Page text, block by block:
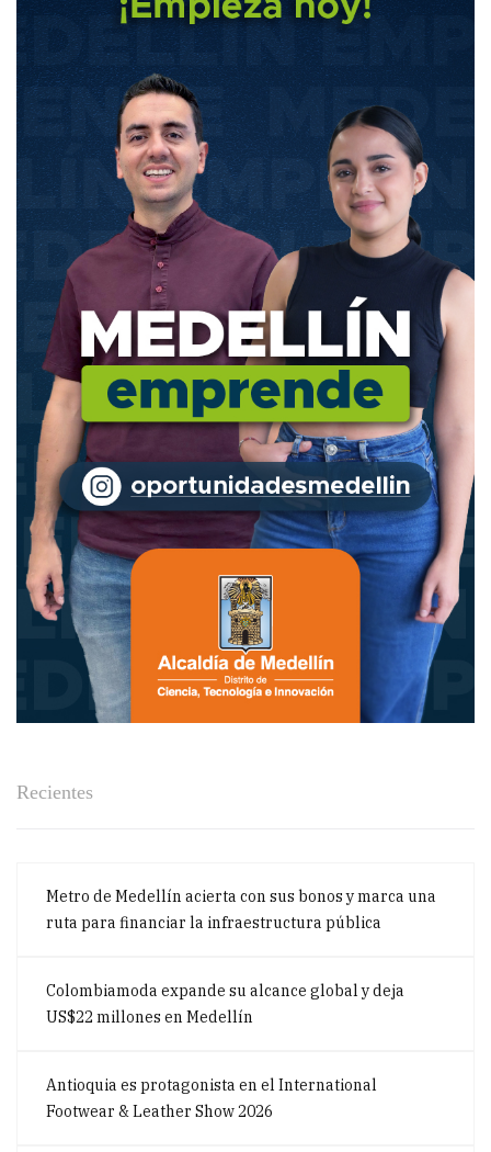
Recientes
Metro de Medellín acierta con sus bonos y marca una
ruta para financiar la infraestructura pública
Colombiamoda expande su alcance global y deja
US$22 millones en Medellín
Antioquia es protagonista en el International
Footwear & Leather Show 2026